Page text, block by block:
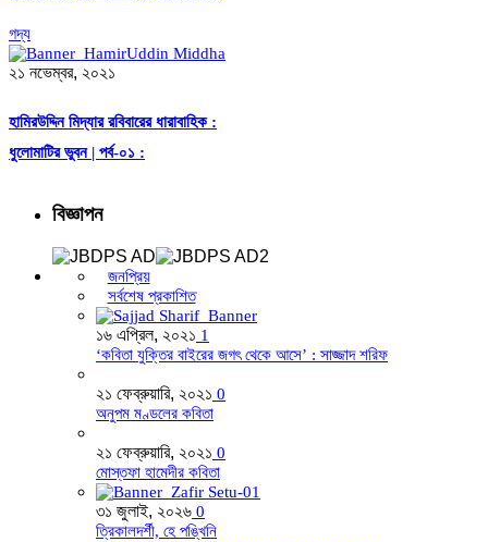
গদ্য
২১ নভেম্বর, ২০২১
হামিরউদ্দিন মিদ্যার রবিবারের ধারাবাহিক :
ধুলোমাটির ভুবন | পর্ব-০১ :
বিজ্ঞাপন
জনপ্রিয়
সর্বশেষ প্রকাশিত
১৬ এপ্রিল, ২০২১ 1
‘কবিতা যুক্তির বাইরের জগৎ থেকে আসে’ : সাজ্জাদ শরিফ
২১ ফেব্রুয়ারি, ২০২১ 0
অনুপম মণ্ডলের কবিতা
২১ ফেব্রুয়ারি, ২০২১ 0
মোস্তফা হামেদীর কবিতা
৩১ জুলাই, ২০২৬ 0
ত্রিকালদর্শী, হে পঙ্খিনি